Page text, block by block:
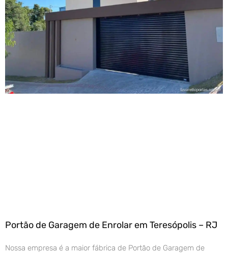
Portão de Garagem de Enrolar em Teresópolis – RJ
Nossa empresa é a maior fábrica de Portão de Garagem de